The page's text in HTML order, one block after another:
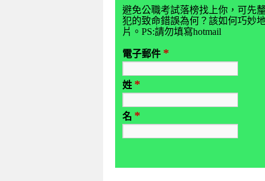
避免公職考試落榜找上你，可先
犯的致命錯誤為何？該如何巧妙
片。PS:請勿填寫hotmail
電子郵件 *
姓 *
名 *